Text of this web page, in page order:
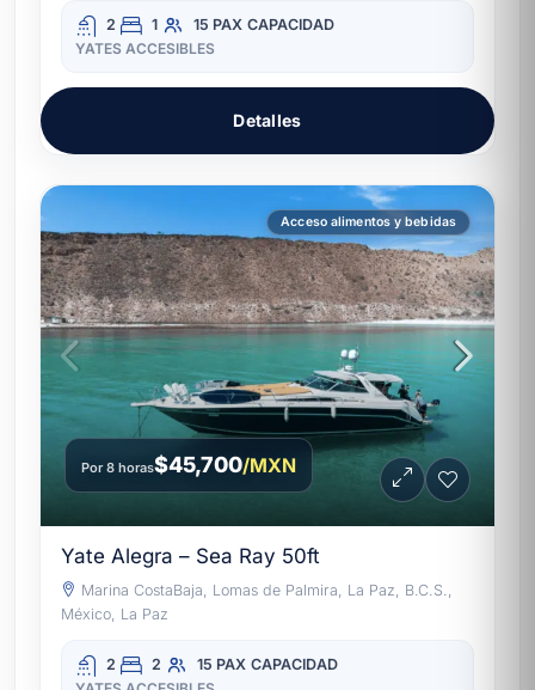
2 1 15 PAX CAPACIDAD
YATES ACCESIBLES
Detalles
Acceso alimentos y bebidas
Por 8 horas$45,700/MXN
Yate Alegra – Sea Ray 50ft
Marina CostaBaja, Lomas de Palmira, La Paz, B.C.S.,
México, La Paz
2 2 15 PAX CAPACIDAD